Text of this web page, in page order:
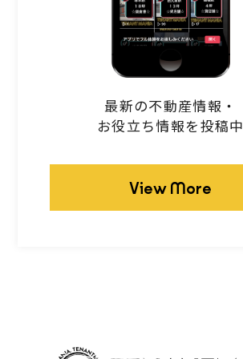
最新の不動産情報・
お役立ち情報を投稿中
View More